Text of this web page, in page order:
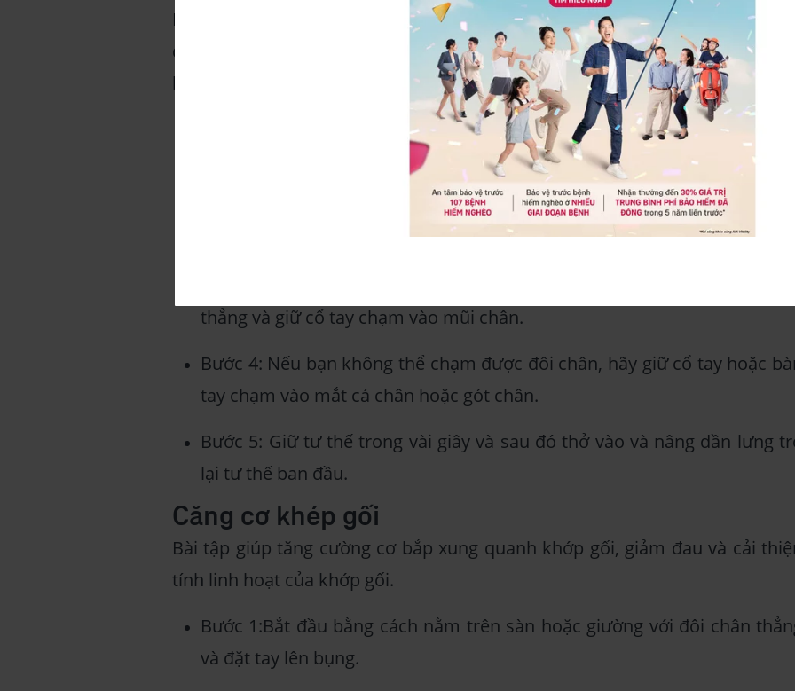
Paschimottanasana. Đây là một trong những tư thế yoga cơ bản và được sử
dụng rộng rãi. Để thực hiện cơ tay chạm mũi chân, bạn có thể làm theo các
bước sau đây:
Bước 1: Bắt đầu bằng cách ngồi thẳng trên mặt đất với đôi chân thẳng ra
Bước 2: Thở sâu và dịu nhẹ, và sau đó nâng tay lên đầu và duỗi thẳng
thẳng và giữ cổ tay chạm vào mũi chân.
Bước 4: Nếu bạn không thể chạm được đôi chân, hãy giữ cổ tay hoặc
tay chạm vào mắt cá chân hoặc gót chân.
Bước 5: Giữ tư thế trong vài giây và sau đó thở vào và nâng dần lưng
lại tư thế ban đầu.
Căng cơ khép gối
Bài tập giúp tăng cường cơ bắp xung quanh khớp gối, giảm đau và cải
tính linh hoạt của khớp gối.
Bước 1:Bắt đầu bằng cách nằm trên sàn hoặc giường với đôi chân
và đặt tay lên bụng.